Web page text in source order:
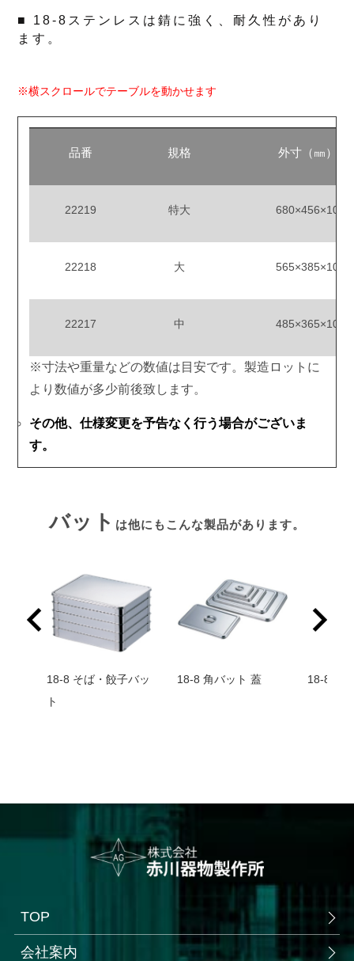
■ 18-8ステンレスは錆に強く、耐久性があり
ます。
※横スクロールでテーブルを動かせます
品番 規格 外寸（㎜）
22219 特大 680×456×10
22218 大 565×385×10
22217 中 485×365×10
※寸法や重量などの数値は目安です。製造ロットに
より数値が多少前後致します。
その他、仕様変更を予告なく行う場合がございま
す。
バット は他にもこんな製品があります。
18-8 そば・餃子バッ
ト
18-8 角バット 蓋 18-8 運
TOP
会社案内